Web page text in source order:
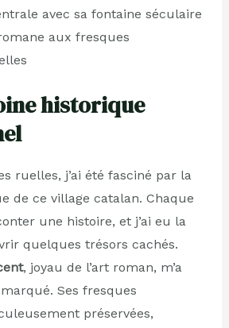
avec sa fontaine séculaire
aux fresques
historique
ruelles, j’ai été fasciné par la
de ce village catalan. Chaque
une histoire, et j’ai eu la
quelques trésors cachés.
, joyau de l’art roman, m’a
Ses fresques
préservées,